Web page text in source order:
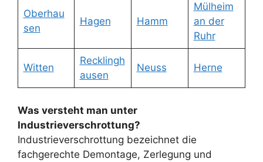
Oberhau
sen
Hagen Hamm
Mülheim
an der
Ruhr
Witten
Recklingh
ausen
Neuss Herne
Was versteht man unter
Industrieverschrottung?
Industrieverschrottung bezeichnet die
fachgerechte Demontage, Zerlegung und